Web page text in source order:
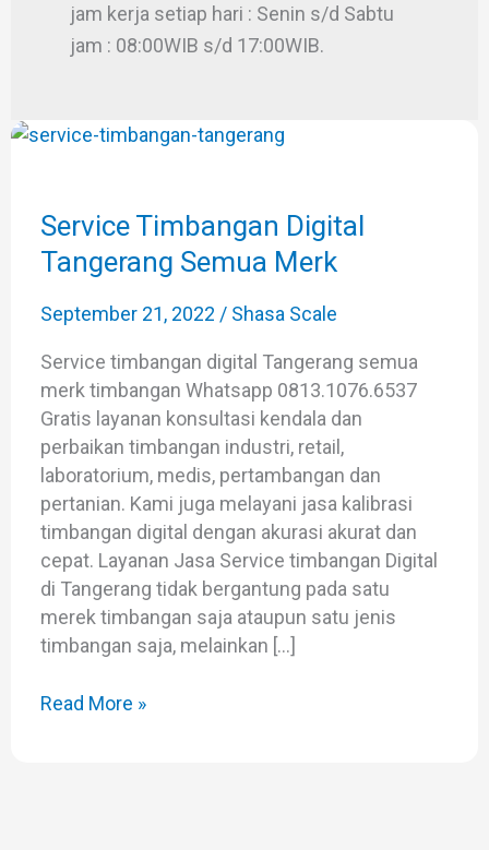
jam kerja setiap hari : Senin s/d Sabtu
jam : 08:00WIB s/d 17:00WIB.
Service Timbangan Digital
Tangerang Semua Merk
September 21, 2022 / Shasa Scale
Service timbangan digital Tangerang semua
merk timbangan Whatsapp 0813.1076.6537
Gratis layanan konsultasi kendala dan
perbaikan timbangan industri, retail,
laboratorium, medis, pertambangan dan
pertanian. Kami juga melayani jasa kalibrasi
timbangan digital dengan akurasi akurat dan
cepat. Layanan Jasa Service timbangan Digital
di Tangerang tidak bergantung pada satu
merek timbangan saja ataupun satu jenis
timbangan saja, melainkan […]
Service
Tangerang
Semua
Merk
Read More »